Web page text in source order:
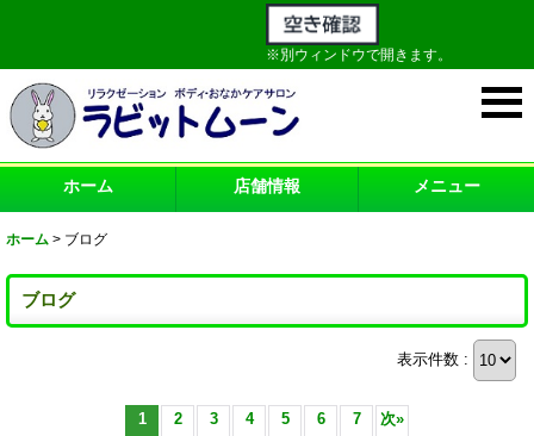
※別ウィンドウで開きます。
ホーム 店舗情報 メニュー
ホーム > ブログ
ブログ
表示件数 :
1 2 3 4 5 6 7 次»